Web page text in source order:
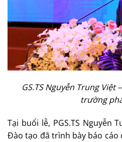
GS.TS Nguyễn Trung
trường
Tại buổi lễ, PGS.TS Nguyễn
Đào tạo đã trình bày báo cáo